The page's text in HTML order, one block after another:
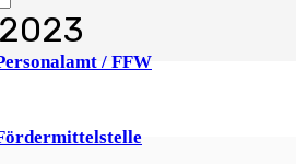
/ FFW